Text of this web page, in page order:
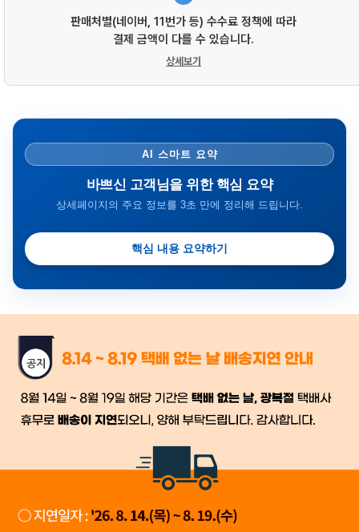
판매처별(네이버, 11번가 등) 수수료 정책에 따라
결제 금액이 다를 수 있습니다.
상세보기
AI 스마트 요약
바쁘신 고객님을 위한 핵심 요약
상세페이지의 주요 정보를 3초 만에 정리해 드립니다.
핵심 내용 요약하기
금일 시세가 적용
배송
시작 후 환불이 불가